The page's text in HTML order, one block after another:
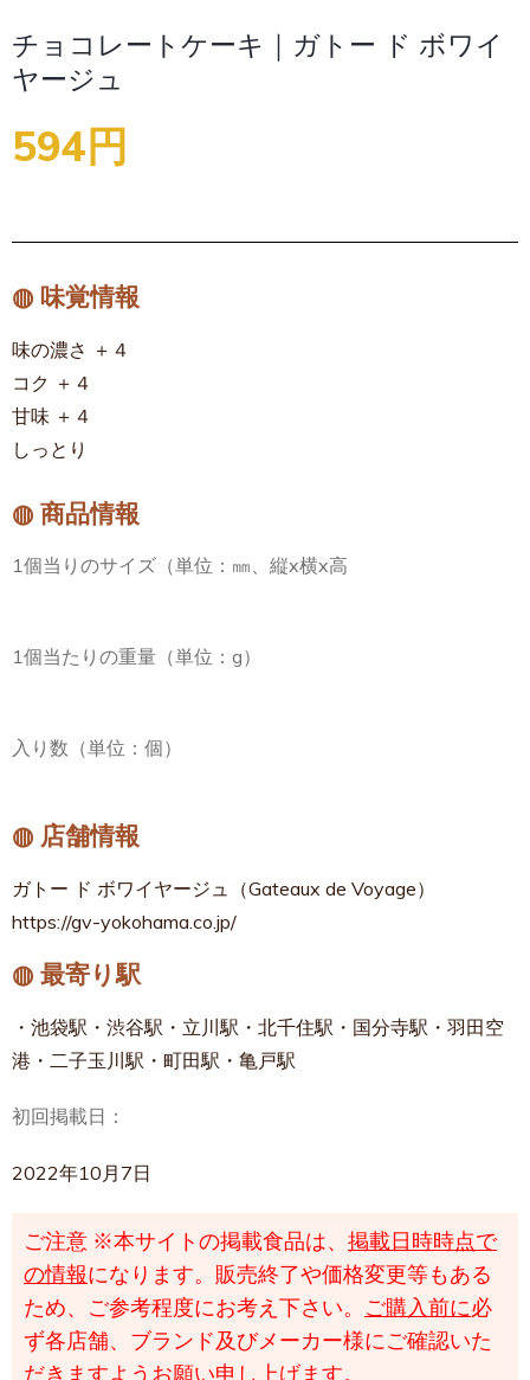
チョコレートケーキ｜ガトー ド ボワイ
ヤージュ
594円
◍ 味覚情報
味の濃さ ＋４
コク ＋４
甘味 ＋４
しっとり
◍ 商品情報
1個当りのサイズ（単位：㎜、縦x横x高
1個当たりの重量（単位：g）
入り数（単位：個）
◍ 店舗情報
ガトー ド ボワイヤージュ（Gateaux de Voyage）
https://gv-yokohama.co.jp/
◍ 最寄り駅
・池袋駅・渋谷駅・立川駅・北千住駅・国分寺駅・羽田空
港・二子玉川駅・町田駅・亀戸駅
初回掲載日：
2022年10月7日
ご注意 ※本サイトの掲載食品は、 掲載日時時点で
の情報になります。販売終了や価格変更等もある
ため、ご参考程度にお考え下さい。 ご購入前に必
ず各店舗、ブランド及びメーカー様にご確認いた
だきますようお願い申し上げます。